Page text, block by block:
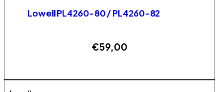
Lowell PL4260-80 / PL4260-82
€59,00